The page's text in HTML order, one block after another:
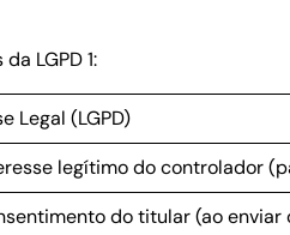
LGPD 1:
Legal (LGPD)
legítimo do controlador
do titular (ao enviar